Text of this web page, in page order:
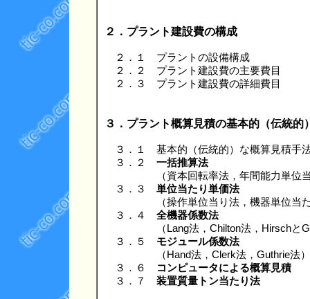
２．プラント建設費の構成
２．１ プラントの設備構成
２．２ プラント建設費の主要費目
２．３ プラント建設費の詳細費目
３．プラント概算見積の基本的（伝統的
３．１ 基本的（伝統的）な概算見積手
３．２ 一括推算法
（資本回転率法，年間能力単位当た
３．３ 単位当たり単価法
（操作単位当り法，機器単位当た
３．４ 全機器係数法
（Lang法，Chilton法，Hirschと
３．５ モジュール係数法
（Hand法，Clerk法，Guthrie法）
３．６
コンピュータによる概算見積
３．７ 装置質量トン当たり法